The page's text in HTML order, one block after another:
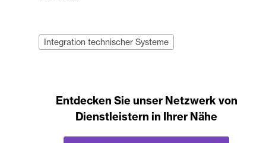
Integration technischer Systeme
Entdecken Sie unser Netzwerk von
Dienstleistern in Ihrer Nähe